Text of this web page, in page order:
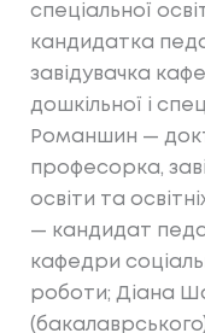
спеціальної
кандидатка
завідувачка
дошкільної і
Романшин —
професорка,
освіти та
— кандидат
кафедри
роботи; Діана